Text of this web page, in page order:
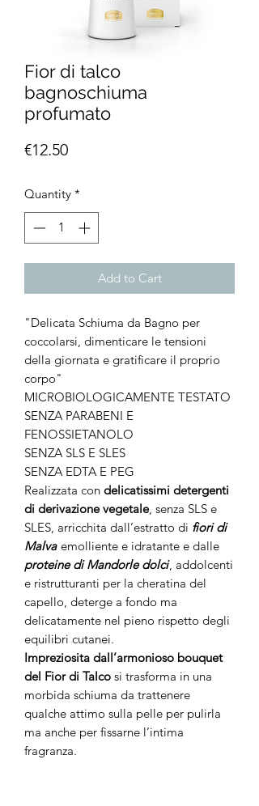
Fior di talco
bagnoschiuma
profumato
€12.50Price
Quantity *
Add to Cart
"Delicata Schiuma da Bagno per
coccolarsi, dimenticare le tensioni
della giornata e gratificare il proprio
corpo"
MICROBIOLOGICAMENTE TESTATO
SENZA PARABENI E
FENOSSIETANOLO
SENZA SLS E SLES
SENZA EDTA E PEG
Realizzata con delicatissimi detergenti
di derivazione vegetale, senza SLS e
SLES, arricchita dall’estratto di fiori di
Malva emolliente e idratante e dalle
proteine di Mandorle dolci, addolcenti
e ristrutturanti per la cheratina del
capello, deterge a fondo ma
delicatamente nel pieno rispetto degli
equilibri cutanei.
Impreziosita dall’armonioso bouquet
del Fior di Talco si trasforma in una
morbida schiuma da trattenere
qualche attimo sulla pelle per pulirla
ma anche per fissarne l’intima
fragranza.